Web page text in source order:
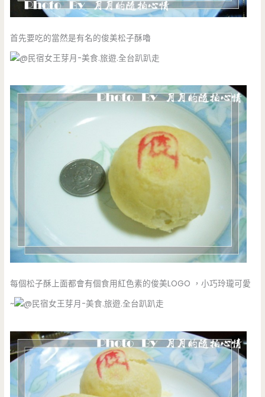
首先要吃的當然是有名的俊美松子酥嚕
每個松子酥上面都會有個食用紅色素的俊美LOGO ，小巧玲瓏可愛
~